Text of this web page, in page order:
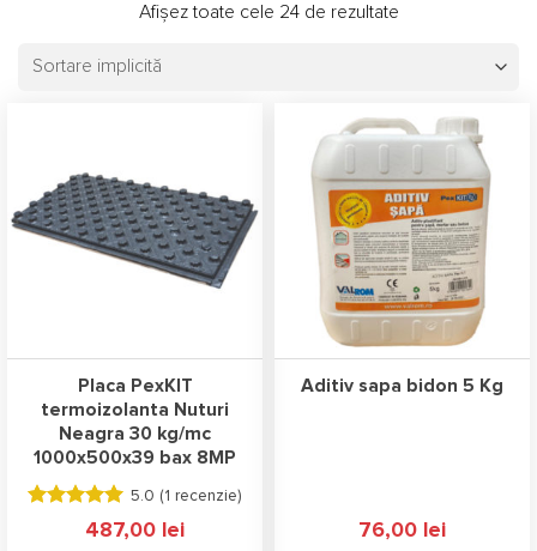
Afișez toate cele 24 de rezultate
Placa PexKIT
termoizolanta Nuturi
Neagra 30 kg/mc
1000x500x39 bax 8MP
Evaluat la
stele
5.0 (1 recenzie)
487,00 lei
Aditiv sapa bidon 5 Kg
76,00 lei